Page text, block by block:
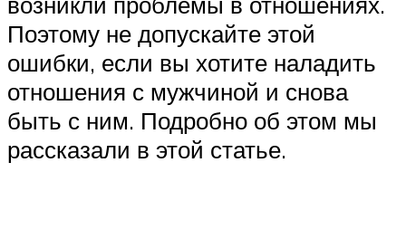
Поэтому не допускайте этой
ошибки, если вы хотите наладить
отношения с мужчиной и снова
быть с ним. Подробно об этом мы
рассказали в этой статье.